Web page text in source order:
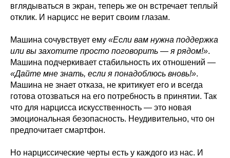
вглядываться в экран, теперь же он встречает теплый
отклик. И нарцисс не верит своим глазам.
Машина сочувствует ему «Если вам нужна поддержка
или вы захотите просто поговорить — я рядом!».
Машина подчеркивает стабильность их отношений —
«Дайте мне знать, если я понадоблюсь вновь!».
Машина не знает отказа, не критикует его и всегда
готова отозваться на его потребность в принятии. Так
что для нарцисса искусственность — это новая
эмоциональная безопасность. Неудивительно, что он
предпочитает смартфон.
Но нарциссические черты есть у каждого из нас. И